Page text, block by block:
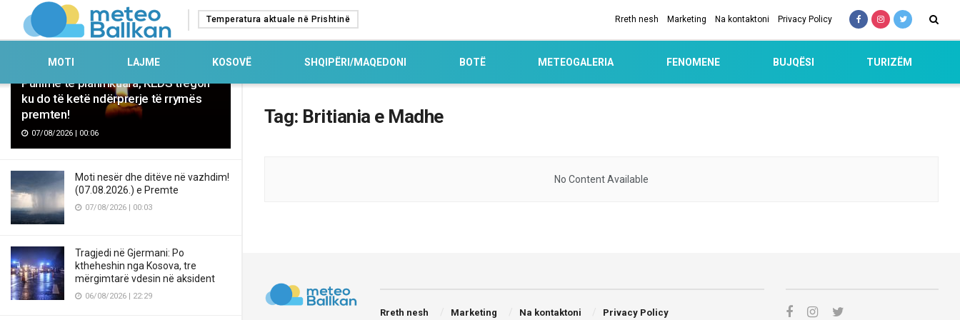
TË FUNDIT MË TË KLIKUARA
Punime të planifikuara, KEDS tregon
ku do të ketë ndërprerje të rrymës
premten!
07/08/2026 | 00:06
Moti nesër dhe ditëve në vazhdim!
(07.08.2026.) e Premte
07/08/2026 | 00:03
Tragjedi në Gjermani: Po
ktheheshin nga Kosova, tre
mërgimtarë vdesin në aksident
06/08/2026 | 22:29
Temperatura aktuale në Prishtinë Rreth nesh Marketing Na kontaktoni Privacy Policy
MOTI LAJME KOSOVË SHQIPËRI/MAQEDONI BOTË METEOGALERIA FENOMENE BUJQËSI TURIZËM
Tag: Britiania e Madhe
No Content Available
Rreth nesh Marketing Na kontaktoni Privacy Policy